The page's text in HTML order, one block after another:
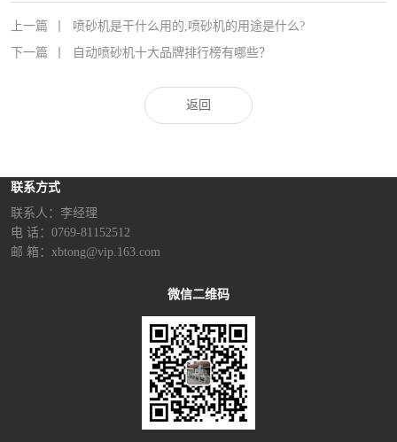
上一篇
喷砂机是干什么用的,喷砂机的用途是什么?
下一篇
自动喷砂机十大品牌排行榜有哪些？
返回
联系方式
联系人：李经理‬
电 话：0769-81152512
邮 箱：xbtong@vip.163.com
微信二维码